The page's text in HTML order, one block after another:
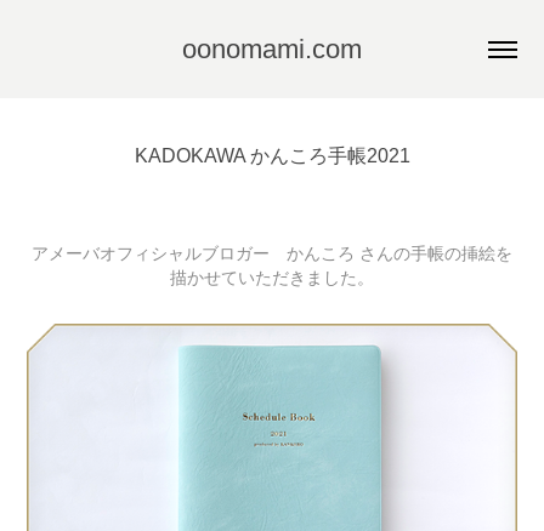
oonomami.com
KADOKAWA かんころ手帳2021
アメーバオフィシャルブロガー かんころ さんの手帳の挿絵を
描かせていただきました。